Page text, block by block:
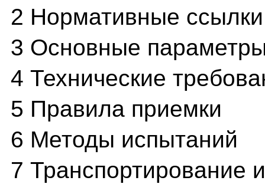
2 Нормативные ссылки
3 Основные
4 Технические
5 Правила приемки
6 Методы испытаний
7 Транспортирование